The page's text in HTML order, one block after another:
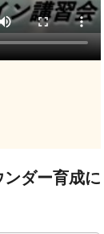
ダー育成に